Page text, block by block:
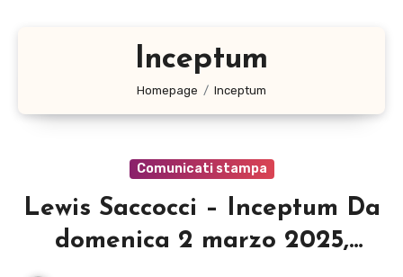
Inceptum
Homepage Inceptum
Comunicati stampa
Lewis Saccocci – Inceptum Da
domenica 2 marzo 2025,